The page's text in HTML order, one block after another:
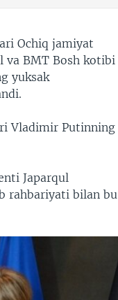
Ochiq jamiyat
va BMT Bosh kotibi
yuksak
Vladimir Putinning
Japarqul
rahbariyati bilan bu